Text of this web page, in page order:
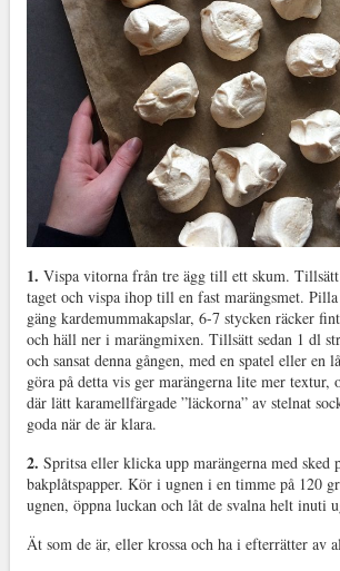
1. Vispa vitorna från tre ägg till ett skum.
taget och vispa ihop till en fast marängsmet.
gäng kardemummakapslar, 6-7 stycken räcker
och häll ner i marängmixen. Tillsätt sedan 1 dl
och sansat denna gången, med en spatel eller en
göra på detta vis ger marängerna lite mer textur,
där lätt karamellfärgade ”läckorna” av stelnat
goda när de är klara.
2. Spritsa eller klicka upp marängerna med sked
bakplåtspapper. Kör i ugnen i en timme på 120
ugnen, öppna luckan och låt de svalna helt inuti
Ät som de är, eller krossa och ha i efterrätter av